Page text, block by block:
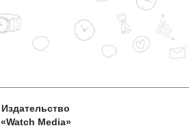
Издательство
«Watch Media»